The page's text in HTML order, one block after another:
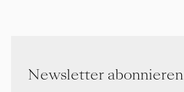
Newsletter abonnieren